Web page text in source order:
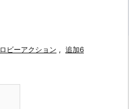
ロビーアクション , 追加6